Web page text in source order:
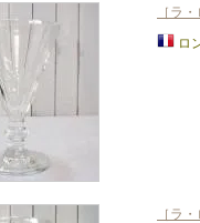
［ラ
ロ
［ラ